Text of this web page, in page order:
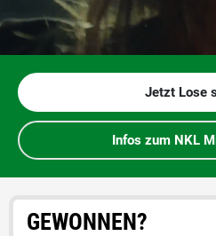
Jetzt Lose
Infos zum NKL
GEWONNEN?